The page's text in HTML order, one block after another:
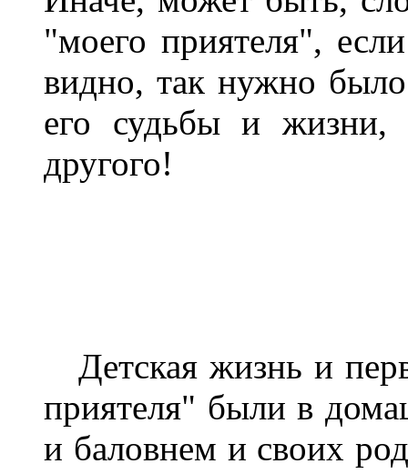
"моего приятеля",
видно, так нужно было
его судьбы и жизни,
другого!
Детская жизнь и
приятеля" были в
и баловнем и своих